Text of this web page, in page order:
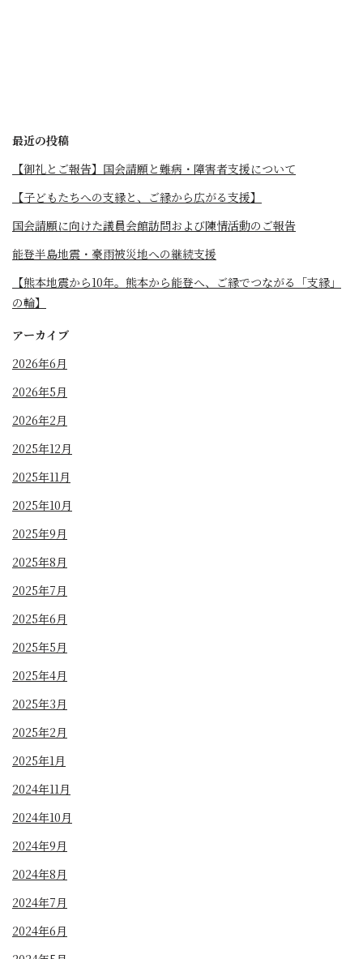
最近の投稿
【御礼とご報告】国会請願と難病・障害者支援について
【子どもたちへの支縁と、ご縁から広がる支援】
国会請願に向けた議員会館訪問および陳情活動のご報告
能登半島地震・豪雨被災地への継続支援
【熊本地震から10年。熊本から能登へ、ご縁でつながる「支縁」
の輪】
アーカイブ
2026年6月
2026年5月
2026年2月
2025年12月
2025年11月
2025年10月
2025年9月
2025年8月
2025年7月
2025年6月
2025年5月
2025年4月
2025年3月
2025年2月
2025年1月
2024年11月
2024年10月
2024年9月
2024年8月
2024年7月
2024年6月